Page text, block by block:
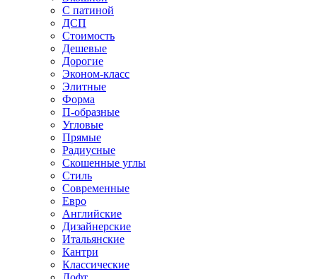
С патиной
ДСП
Стоимость
Дешевые
Дорогие
Эконом-класс
Элитные
Форма
П-образные
Угловые
Прямые
Радиусные
Скошенные углы
Стиль
Современные
Евро
Английские
Дизайнерские
Итальянские
Кантри
Классические